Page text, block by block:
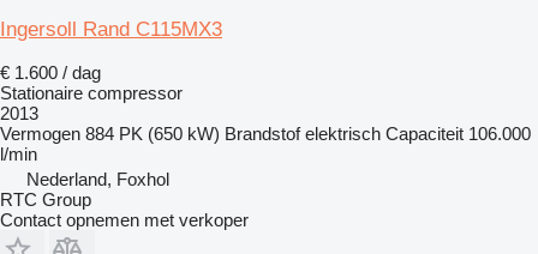
Ingersoll Rand C115MX3
€ 1.600 / dag
Stationaire compressor
2013
Vermogen 884 PK (650 kW) Brandstof elektrisch Capaciteit 106.000
l/min
Nederland, Foxhol
RTC Group
Contact opnemen met verkoper